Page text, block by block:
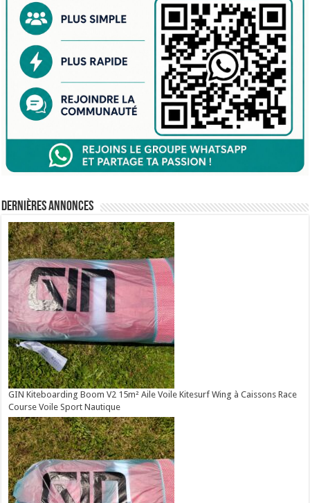
Dernières annonces
GIN Kiteboarding Boom V2 15m² Aile Voile Kitesurf Wing à Caissons Race
Course Voile Sport Nautique